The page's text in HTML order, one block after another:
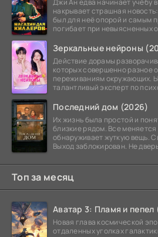
Джи Ан едва начинает учёбу
накрывает страшная
был для неё опорой и самым
погибает при невыясненных
Зеркальные нейроны
Действие дорамы
которых совершенно разное
переживаниям окружающих.
талантливый эксперт по
Последний дом (2026)
Их жизнь была простой и
близкие рядом. Все
обнаруживает жуткую вещь.
Выход заблокирован. Не
Топ за месяц
Аватар 3: Пламя и пепел
Новая глава космической
отдаленных уголках